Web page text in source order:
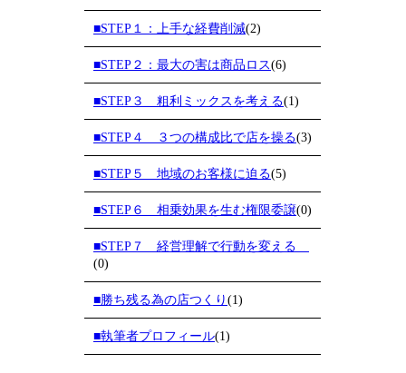
■STEP１：上手な経費削減(2)
■STEP２：最大の害は商品ロス(6)
■STEP３ 粗利ミックスを考える(1)
■STEP４ ３つの構成比で店を操る(3)
■STEP５ 地域のお客様に迫る(5)
■STEP６ 相乗効果を生む権限委譲(0)
■STEP７ 経営理解で行動を変える
(0)
■勝ち残る為の店つくり (1)
■執筆者プロフィール(1)